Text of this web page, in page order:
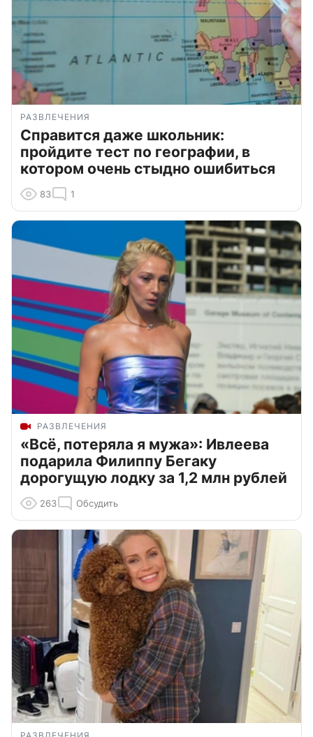
РАЗВЛЕЧЕНИЯ
Справится даже школьник:
пройдите тест по географии, в
котором очень стыдно ошибиться
83 1
РАЗВЛЕЧЕНИЯ
«Всё, потеряла я мужа»: Ивлеева
подарила Филиппу Бегаку
дорогущую лодку за 1,2 млн рублей
263 Обсудить